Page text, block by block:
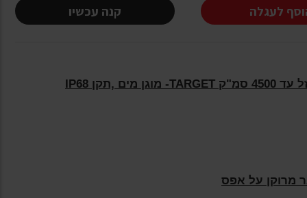
לעגלה קנה עכשיו
מרוקן על אפס